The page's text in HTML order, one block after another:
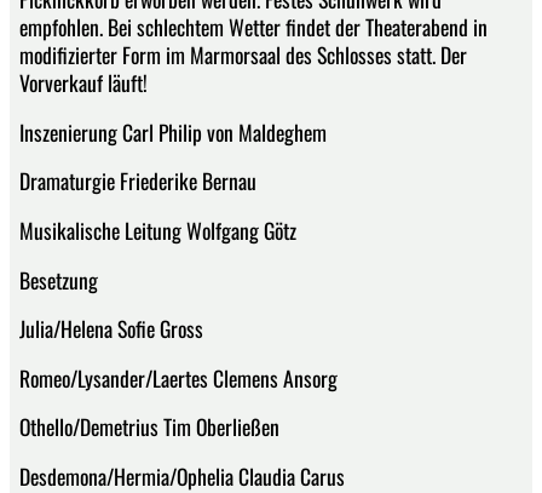
empfohlen. Bei schlechtem Wetter findet der Theaterabend in
modifizierter Form im Marmorsaal des Schlosses statt. Der
Vorverkauf läuft!
Inszenierung Carl Philip von Maldeghem
Dramaturgie Friederike Bernau
Musikalische Leitung Wolfgang Götz
Besetzung
Julia/Helena Sofie Gross
Romeo/Lysander/Laertes Clemens Ansorg
Othello/De­metrius Tim Oberließen
Desdemona/­Hermia/Ophelia Claudia Carus